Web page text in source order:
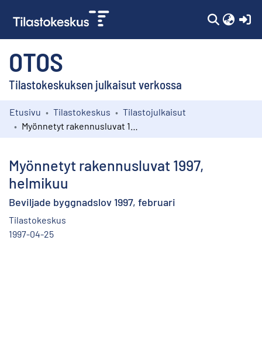
OTOS
Tilastokeskuksen julkaisut verkossa
Kokoelmat
Etusivu Tilastokeskus
Tilastojulkaisut
Myönnetyt rakennusluvat 1997,
helmikuu
Beviljade byggnadslov 1997, februari
Tilastokeskus
1997-04-25